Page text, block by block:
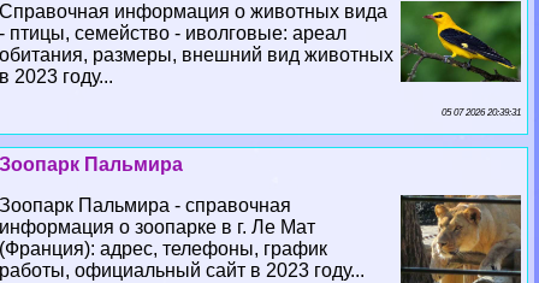
Справочная информация о животных вида
- птицы, семейство - иволговые: ареал
обитания, размеры, внешний вид животных
в 2023 году...
05 07 2026 20:39:31
Зоопарк Пальмира
Зоопарк Пальмира - справочная
информация о зоопарке в г. Ле Мат
(Франция): адрес, телефоны, график
работы, официальный сайт в 2023 году...